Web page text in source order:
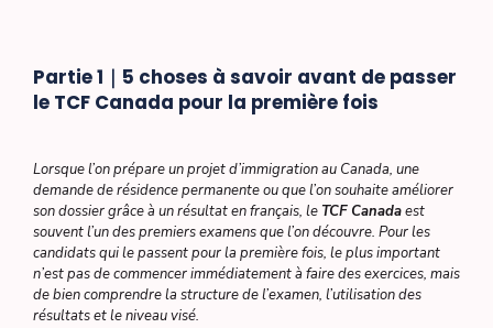
Partie 1｜5 choses à savoir avant de passer
le TCF Canada pour la première fois
Lorsque l’on prépare un projet d’immigration au Canada, une
demande de résidence permanente ou que l’on souhaite améliorer
son dossier grâce à un résultat en français, le TCF Canadaest
souvent l’un des premiers examens que l’on découvre. Pour les
candidats qui le passent pour la première fois, le plus important
n’est pas de commencer immédiatement à faire des exercices, mais
de bien comprendre la structure de l’examen, l’utilisation des
résultats et le niveau visé.